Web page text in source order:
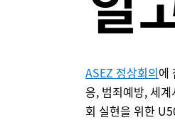
ASEZ 정상회의에
응, 범죄예방, 세
회 실현을 위한